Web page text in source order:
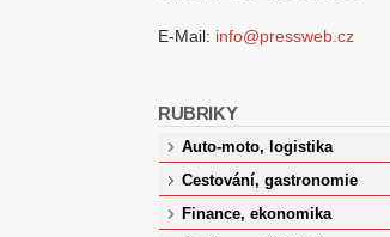
E-Mail: info@pressweb.cz
RUBRIKY
Auto-moto, logistika
Cestování, gastronomie
Finance, ekonomika